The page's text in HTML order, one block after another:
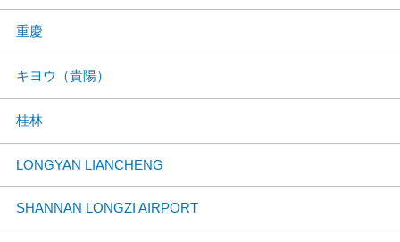
重慶
キヨウ（貴陽）
桂林
LONGYAN LIANCHENG
SHANNAN LONGZI AIRPORT